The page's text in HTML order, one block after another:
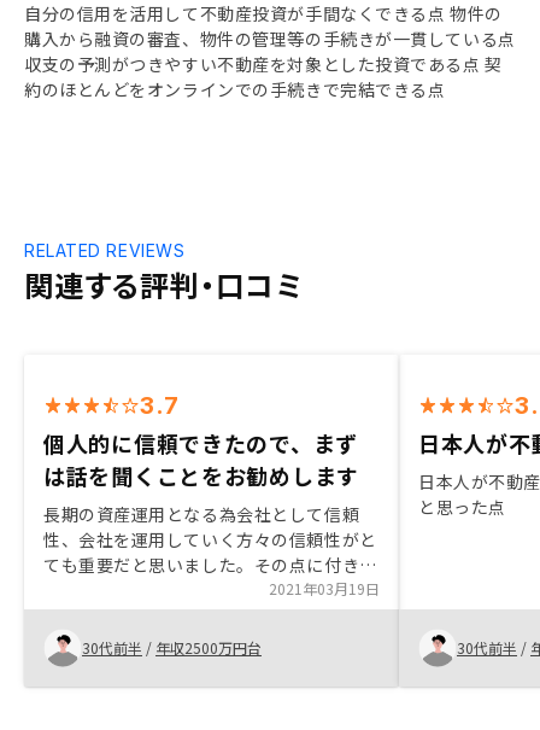
自分の信用を活用して不動産投資が手間なくできる点 物件の
購入から融資の審査、物件の管理等の手続きが一貫している点
収支の予測がつきやすい不動産を対象とした投資である点 契
約のほとんどをオンラインでの手続きで完結できる点
関連する評判・口コミ
RELATED REVIEWS
3.7
個人的に信頼できたので、まず
は話を聞くことをお勧めします
長期の資産運用となる為会社として信頼
性、会社を運用していく方々の信頼性がと
ても重要だと思いました。その点に付き、
営業担当者、営業責任者、代表者の姿勢に
は信頼感を感じられました。競合他社も多
く存在する中、自社のポリシー、方針を明
確に持ち運営しており良いご提案を受けら
れるのでまずはお話を聞いてみるのが良い
2021年03月19日
30代前半 / 年収2500万円台
日本人が
日本人が不動
と思った点
30代前半 /